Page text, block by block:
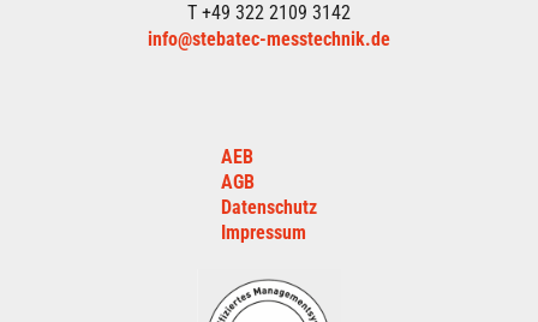
T +49 322 2109 3142
info@stebatec-messtechnik.de
AEB
AGB
Datenschutz
Impressum